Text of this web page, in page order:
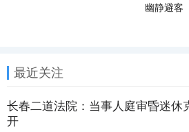
幽静避客
最近关注
长春二道法院：当事人庭审昏迷休
开